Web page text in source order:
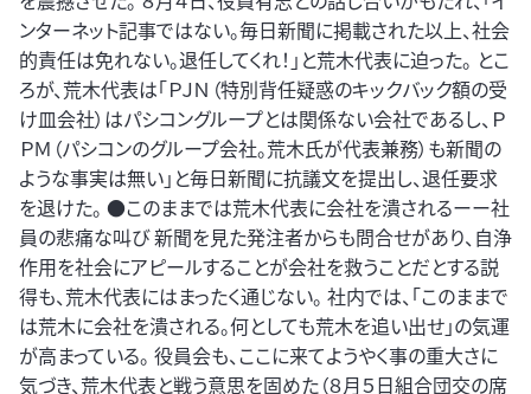
ンターネット記事ではない。毎日新聞に掲載された以上、社会
的責任は免れない。退任してくれ！」と荒木代表に迫った。 とこ
ろが、荒木代表は「ＰＪＮ（特別背任疑惑のキックバック額の受
け皿会社）はパシコングループとは関係ない会社であるし、Ｐ
ＰＭ（パシコンのグループ会社。荒木氏が代表兼務）も新聞の
ような事実は無い」と毎日新聞に抗議文を提出し、退任要求
を退けた。 ●このままでは荒木代表に会社を潰されるーー社
員の悲痛な叫び 新聞を見た発注者からも問合せがあり、自浄
作用を社会にアピールすることが会社を救うことだとする説
得も、荒木代表にはまったく通じない。 社内では、「このままで
は荒木に会社を潰される。何としても荒木を追い出せ」の気運
が高まっている。 役員会も、ここに来てようやく事の重大さに
気づき、荒木代表と戦う意思を固めた（８月５日組合団交の席